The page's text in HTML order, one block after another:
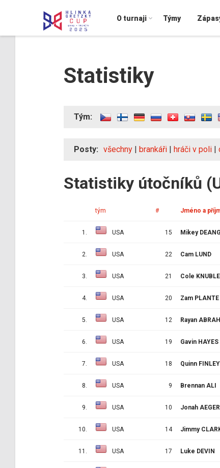
O turnaji Týmy
Statistiky
Tým:
Posty: všechny | brankáři | hráči v poli |
Statistiky útočníků
tým # Jméno a
1. USA 15 Mikey
2. USA 22 Cam LUND
3. USA 21 Cole KNUBLE
4. USA 20 Zam PLANTE
5. USA 12 Rayan
6. USA 19 Gavin HAYES
7. USA 18 Quinn FINLEY
8. USA 9 Brennan ALI
9. USA 10 Jonah
10. USA 14 Jimmy
11. USA 17 Luke DEVIN